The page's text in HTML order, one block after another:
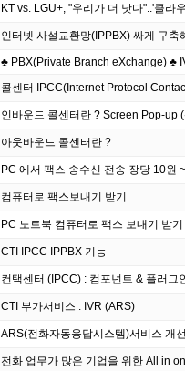
KT vs. LGU+, "우리가 더 낫다"..'클라
인터넷 사설교환망(IPPBX) 싸게 구축
♣ PBX(Private Branch eXchange) ♣
콜센터 IPCC(Internet Protocol
인바운드 콜센터란 ?
아웃바운드 콜센터란 ?
PC 에서 팩스 송수신 전송 장당 10원
컴퓨터로 팩스보내기 받기
CTI IPCC IPPBX 기능
컨택센터 (IPCC) : 컴포넌트 & 플러
CTI 부가서비스 : IVR (ARS)
ARS(전화자동응답시스템)서비스 개
전화 업무가 많은 기업을 위한 All in